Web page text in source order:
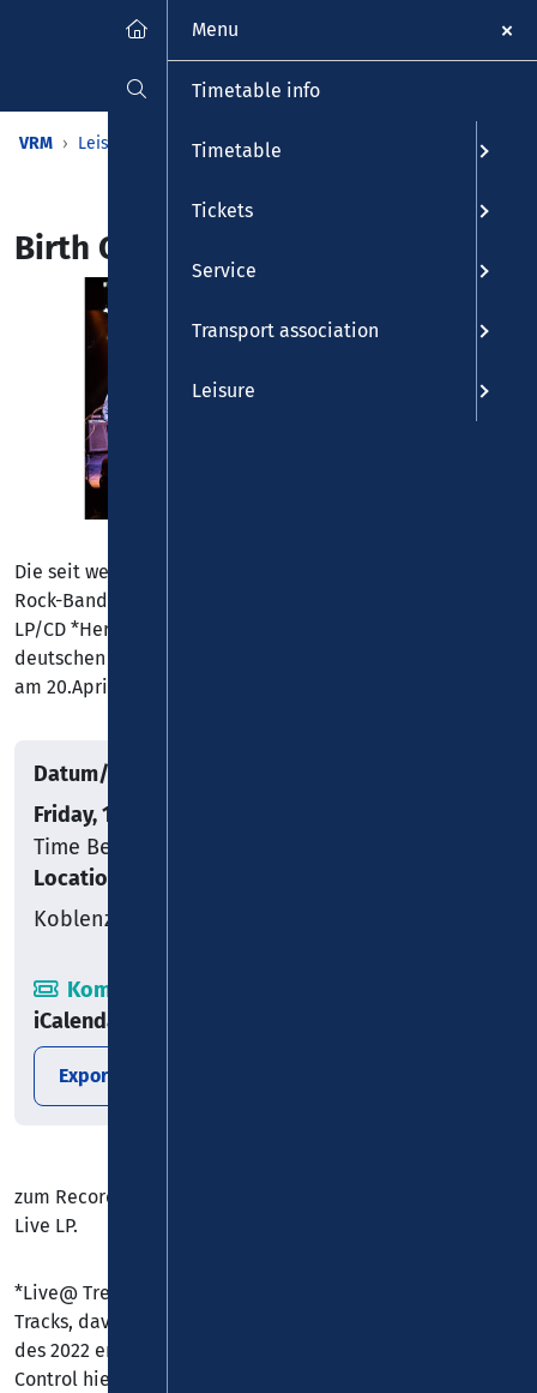
VRM Leisure Calendar Events
Birth Control
Die seit weit über 50 Jahren bestehende deutsche Prog-
Rock-Band BIRTH CONTROL veröffentlicht nach der D-
LP/CD *Here and Now* (2016) und der in den Top100 der
deutschen LP-Charts platzierten LP/CD *Open Up* (2022)
am 20.April 2024
Datum/Uhrzeit
Friday, 10.01.2025
Time Begin: 20:00
Location
Koblenz
Kombiticket
iCalendar
Export date
zum Record Store Day`24 nach fast 45 Jahren wieder eine
Live LP.
*Live@ Tresohr Sessions* beinhaltet 6 energiegeladene
Tracks, davon 5 bisher unveröffentlichte live Versionen
des 2022 er Studio-Albums *Open Up*, und bringt Birth
Control hier in 42 Minuten auf den Punkt. Nach dem
Menu
Timetable info
Timetable
Tickets
Service
Transport association
Leisure